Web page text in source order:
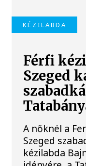
KÉZILABDA
Férfi
Szeged
A nőknél a
Szeged
kézilabda